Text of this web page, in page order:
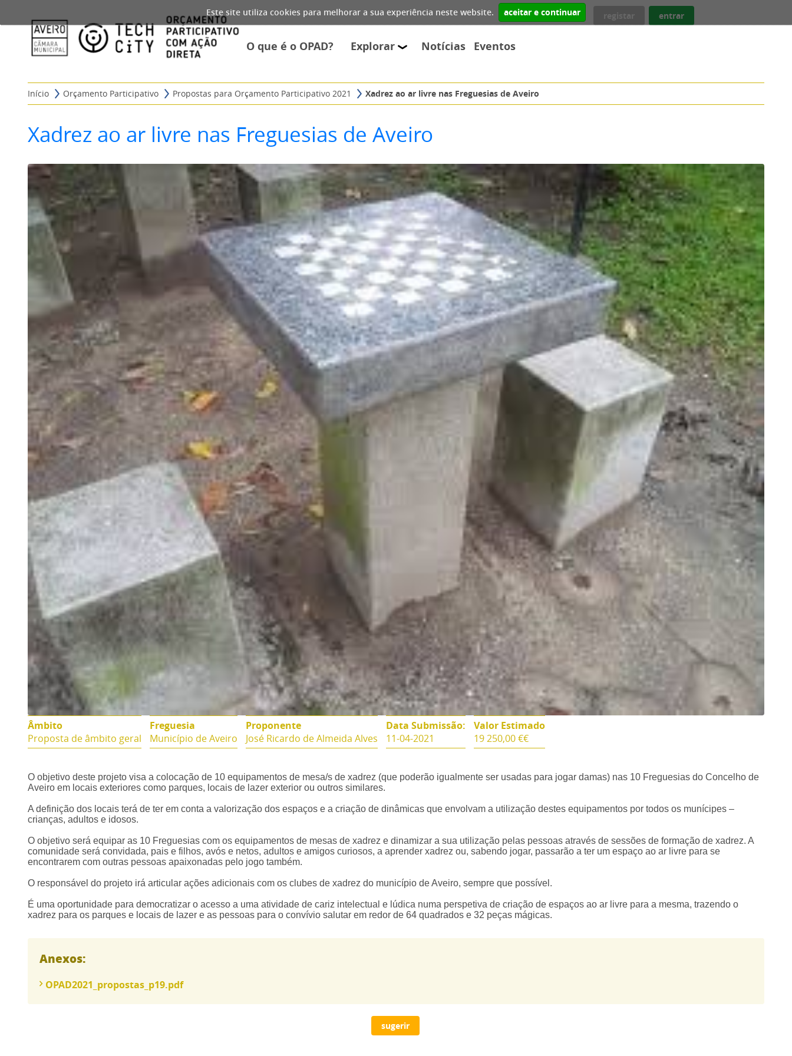
Este site utiliza cookies para melhorar a sua experiência neste website. aceitar e continuar
O que é o OPAD? Explorar Notícias Eventos
registar entrar
Início Orçamento Participativo Propostas para Orçamento Participativo 2021 Xadrez ao ar livre nas Freguesias de Aveiro
Xadrez ao ar livre nas Freguesias de Aveiro
Âmbito
Proposta de âmbito geral
Freguesia
Município de Aveiro
Proponente
José Ricardo de Almeida Alves
Data Submissão:
11-04-2021
Valor Estimado
19 250,00 €€
O objetivo deste projeto visa a colocação de 10 equipamentos de mesa/s de xadrez (que poderão igualmente ser usadas para jogar damas) nas 10 Freguesias do Concelho de
Aveiro em locais exteriores como parques, locais de lazer exterior ou outros similares.
A definição dos locais terá de ter em conta a valorização dos espaços e a criação de dinâmicas que envolvam a utilização destes equipamentos por todos os munícipes –
crianças, adultos e idosos.
O objetivo será equipar as 10 Freguesias com os equipamentos de mesas de xadrez e dinamizar a sua utilização pelas pessoas através de sessões de formação de xadrez. A
comunidade será convidada, pais e filhos, avós e netos, adultos e amigos curiosos, a aprender xadrez ou, sabendo jogar, passarão a ter um espaço ao ar livre para se
encontrarem com outras pessoas apaixonadas pelo jogo também.
O responsável do projeto irá articular ações adicionais com os clubes de xadrez do município de Aveiro, sempre que possível.
É uma oportunidade para democratizar o acesso a uma atividade de cariz intelectual e lúdica numa perspetiva de criação de espaços ao ar livre para a mesma, trazendo o
xadrez para os parques e locais de lazer e as pessoas para o convívio salutar em redor de 64 quadrados e 32 peças mágicas.
Anexos:
OPAD2021_propostas_p19.pdf
sugerir